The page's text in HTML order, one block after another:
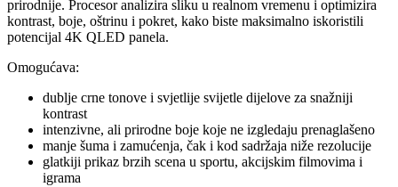
prirodnije. Procesor analizira sliku u realnom vremenu i optimizira
kontrast, boje, oštrinu i pokret, kako biste maksimalno iskoristili
potencijal 4K QLED panela.
Omogućava:
dublje crne tonove i svjetlije svijetle dijelove za snažniji
kontrast
intenzivne, ali prirodne boje koje ne izgledaju prenaglašeno
manje šuma i zamućenja, čak i kod sadržaja niže rezolucije
glatkiji prikaz brzih scena u sportu, akcijskim filmovima i
igrama